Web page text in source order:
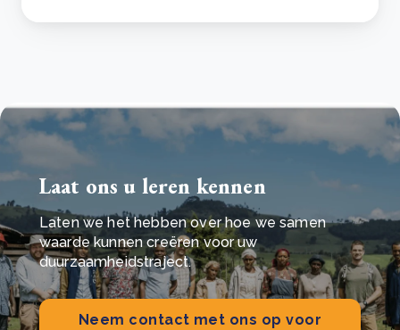
Laat ons u leren kennen
Laten we het hebben over hoe we samen
waarde kunnen creëren voor uw
duurzaamheidstraject.
Neem contact met ons op voor